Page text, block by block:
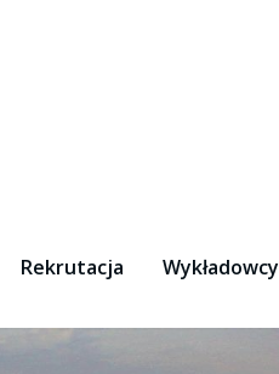
Rekrutacja Wykładowcy